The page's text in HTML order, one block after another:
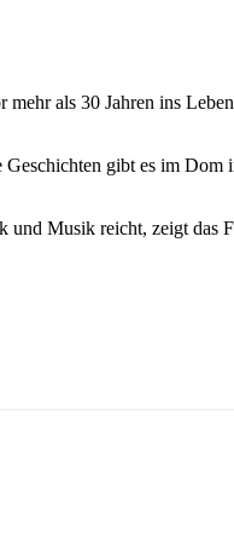
als 30 Jahren ins
gibt es im
Musik reicht, zeigt das